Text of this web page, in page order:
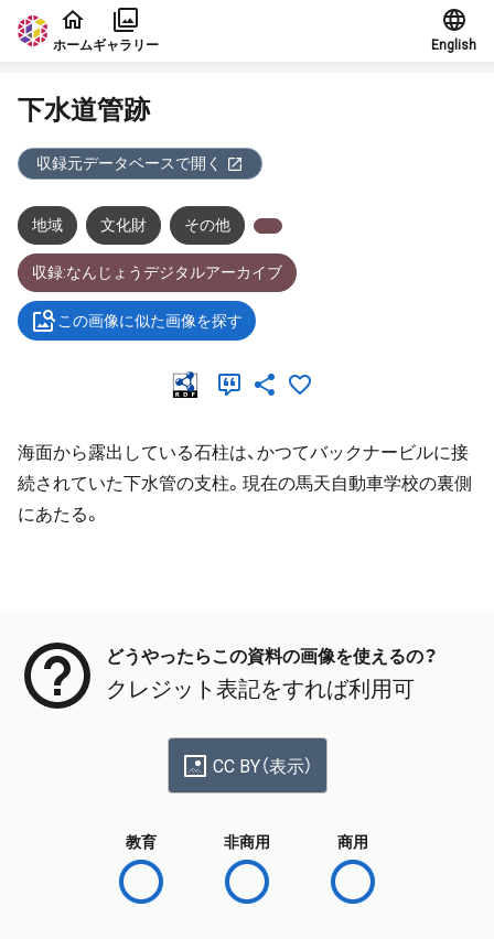
本文に飛ぶ
ホームギャラリー English
下水道管跡
収録元データベースで開く
地域 文化財 その他
収録:なんじょうデジタルアーカイブ
この画像に似た画像を探す
海面から露出している石柱は、かつてバックナービルに接
続されていた下水管の支柱。現在の馬天自動車学校の裏側
にあたる。
どうやったらこの資料の画像を使えるの？
クレジット表記をすれば利用可
CC BY（表示）
教育 非商用 商用